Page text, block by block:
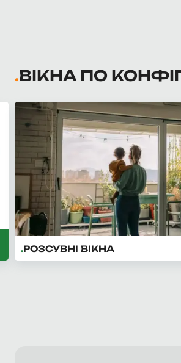
ВІКНА ПО
РОЗСУВНІ ВІКНА